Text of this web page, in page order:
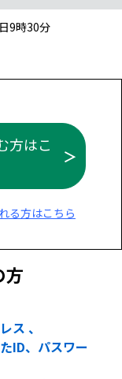
9時30分
方はこ
る方はこちら
方
ス 、
ID、パスワー